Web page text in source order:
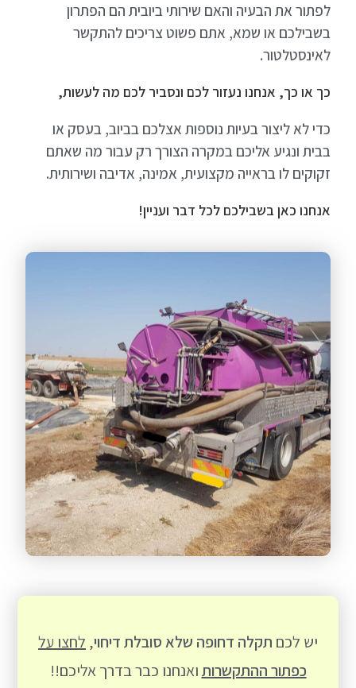
לפתור את הבעיה והאם שירותי ביובית הם הפתרון
בשבילכם או שמא, אתם פשוט צריכים להתקשר
לאינסטלטור.
כך או כך, אנחנו נעזור לכם ונסביר לכם מה לעשות,
כדי לא ליצור בעיות נוספות אצלכם בביוב, בעסק או
בבית ונגיע אליכם במקרה הצורך רק עבור מה שאתם
זקוקים לו בראייה מקצועית, אמינה, אדיבה ושירותית.
אנחנו כאן בשבילכם לכל דבר ועניין!
יש לכם תקלה דחופה שלא סובלת דיחוי, לחצו על
כפתור ההתקשרותואנחנו כבר בדרך אליכם!!